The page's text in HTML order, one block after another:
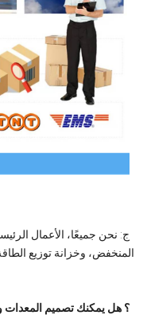
ج: نحن جميعًا، الأعمال
المنخفض، وخزانة توزيع